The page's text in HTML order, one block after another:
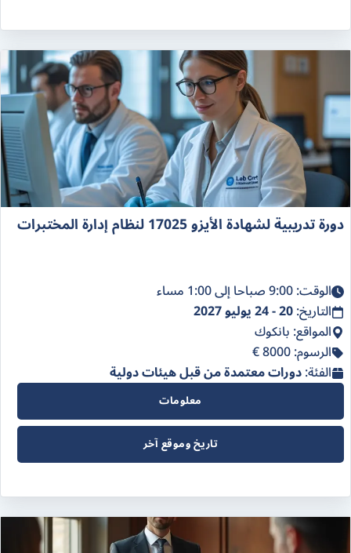
دورة تدريبية لشهادة الأيزو 17025 لنظام إدارة المختبرات
الوقت: 9:00 صباحا إلى 1:00 مساء
التاريخ:20 - 24 يوليو 2027
المواقع: بانكوك
الرسوم: 8000 €
الفئة:دورات معتمدة من قبل هيئات دولية
معلومات
تاريخ وموقع آخر